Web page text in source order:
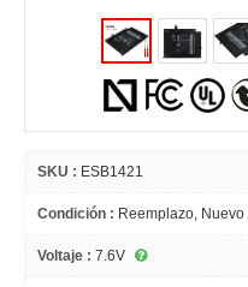
SKU : ESB1421
Condición : Reemplazo, Nuevo
Voltaje : 7.6V